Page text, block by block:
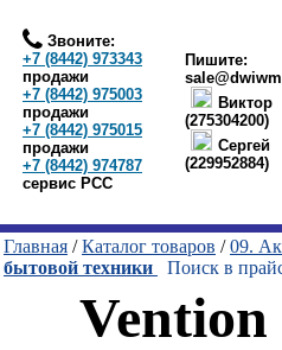
Звоните:
+7 (8442) 973343
продажи
+7 (8442) 975003
продажи
+7 (8442) 975015
продажи
+7 (8442) 974787
сервис РСС
Пишите:
Виктор
(275304200)
Сергей
(229952884)
Главная /Каталог товаров /09.
бытовой техники
Поиск в